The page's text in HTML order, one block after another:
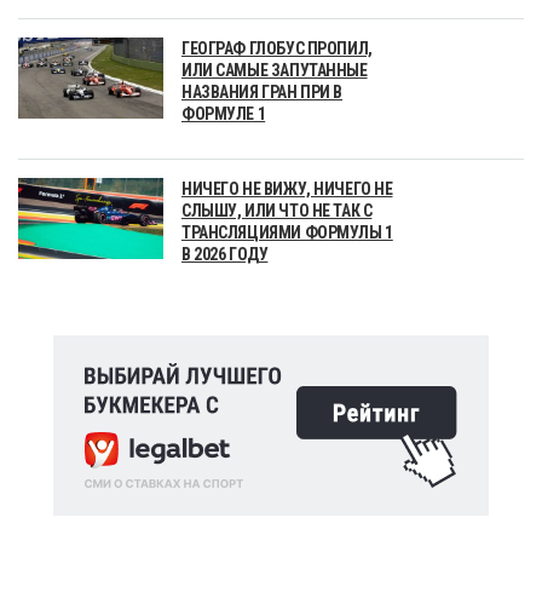
ГЕОГРАФ ГЛОБУС ПРОПИЛ,
ИЛИ САМЫЕ ЗАПУТАННЫЕ
НАЗВАНИЯ ГРАН ПРИ В
ФОРМУЛЕ 1
НИЧЕГО НЕ ВИЖУ, НИЧЕГО НЕ
СЛЫШУ, ИЛИ ЧТО НЕ ТАК С
ТРАНСЛЯЦИЯМИ ФОРМУЛЫ 1
В 2026 ГОДУ